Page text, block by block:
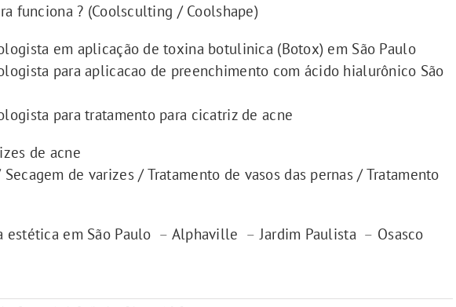
funciona ? (Coolsculting / Coolshape)
em aplicação de toxina botulinica (Botox) em São Paulo
para aplicacao de preenchimento com ácido hialurônico São
para tratamento para cicatriz de acne
de acne
de varizes / Tratamento de vasos das pernas / Tratamento
em São Paulo – Alphaville – Jardim Paulista – Osasco